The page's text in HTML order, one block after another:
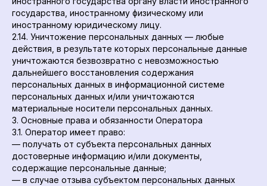
государства, иностранному физическому или
иностранному юридическому лицу.
2.14. Уничтожение персональных данных — любые
действия, в результате которых персональные данные
уничтожаются безвозвратно с невозможностью
дальнейшего восстановления содержания
персональных данных в информационной системе
персональных данных и/или уничтожаются
материальные носители персональных данных.
3. Основные права и обязанности Оператора
3.1. Оператор имеет право:
— получать от субъекта персональных данных
достоверные информацию и/или документы,
содержащие персональные данные;
— в случае отзыва субъектом персональных данных